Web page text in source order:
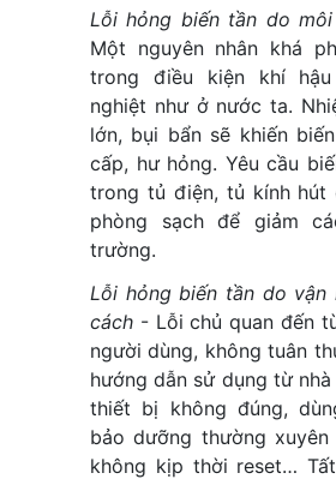
Lỗi hỏng biến tần do
Một nguyên nhân khá
trong điều kiện khí
nghiệt như ở nước ta.
lớn, bụi bẩn sẽ khiến
cấp, hư hỏng. Yêu cầu
trong tủ điện, tủ kính hút
phòng sạch để giảm
trường.
Lỗi hỏng biến tần do vận
cách - Lỗi chủ quan đến
người dùng, không tuân
hướng dẫn sử dụng từ
thiết bị không đúng,
bảo dưỡng thường
không kịp thời reset…